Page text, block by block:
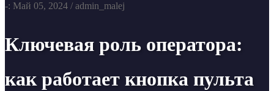
-: Май 05, 2024 / admin_malej
Ключевая роль оператора:
как работает кнопка пульта